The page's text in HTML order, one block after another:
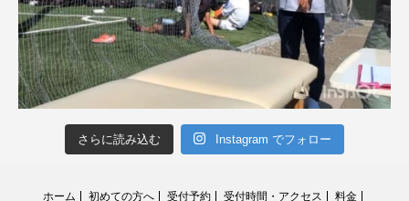
さらに読み込む Instagram でフォロー
ホーム 初めての方へ 受付予約 受付時間・アクセス
料金